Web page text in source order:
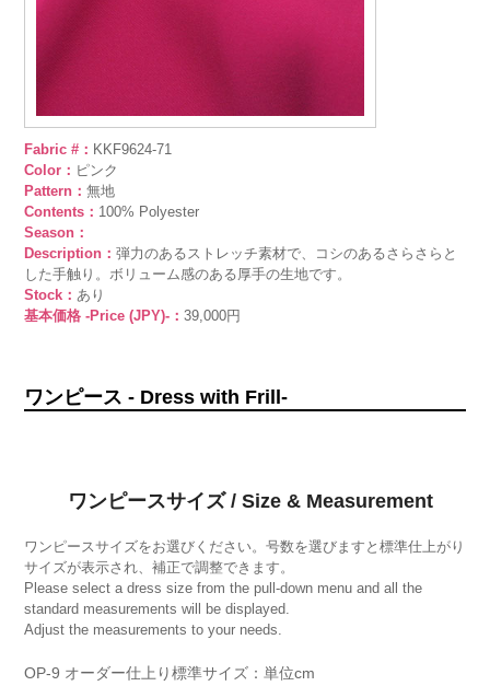
Fabric #： KKF9624-71
Color： ピンク
Pattern：無地
Contents： 100% Polyester
Season：
Description：弾力のあるストレッチ素材で、コシのあるさらさらと
した手触り。ボリューム感のある厚手の生地です。
Stock：あり
基本価格 -Price (JPY)-：39,000円
ワンピース - Dress with Frill-
ワンピースサイズ / Size & Measurement
ワンピースサイズをお選びください。号数を選びますと標準仕上がり
サイズが表示され、補正で調整できます。
Please select a dress size from the pull-down menu and all the
standard measurements will be displayed.
Adjust the measurements to your needs.
OP-9 オーダー仕上り標準サイズ：単位cm